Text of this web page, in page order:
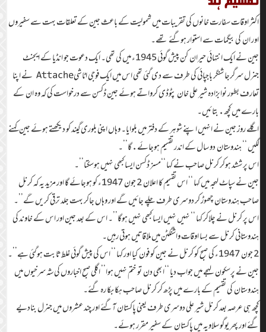
اکثر اوقات سفارت خانوں کی تقریبات میں شمولیت کے باعث جین کے تعلقات بہت سے سفیروں
اور ان کی بیگمات سے استوار ہوگئے تھے۔
جین نے ایک انتہائی حیران کن پیش گوئی 1945ء میں کی تھی۔ ایک دعوت جو انڈیا کے ایجنٹ
جنرل سرگرجا شنگر باجپائی کی طرف سے دی گئی تھی اس میں ایک فوجی اٹاشیAttache نے اپنا
تعارف بطور نوابزادہ شیر علی خان پٹوڈی کرواتے ہوئے جین ڈکسن سے درخواست کی کہ وہ ان کے
بارے میں کچھ.بتائیں۔
اگلے روز جین نے انہیں اپنے شوہر کے دفتر میں بلوایا۔ وہاں اپنی بلوری گیند کو دیکھتے ہوئے جین کہنے
لگیں ‘‘ ہندوستان دو سال کے اندر تقسیم ہوجائے.گا’’۔
اس پر ششد ہوکر کرنل صاحب نے کہا ‘‘مسز ڈکسن ایسا کبھی نہیں ہوسکتا’’۔
جین نے سپاٹ لہجہ میں کہا ‘‘ اس تقسیم کا اعلان 2 جون 1947ء کو ہوجائے گا اور مزید یہ کہ کرنل
صاحب ہندوستان چھوڑ کر دوسری طرف چلے جائیں گے اور وہاں جاکر بہت جلد ترقی کریں گے’’۔
اس پر کرنل نے چلاکر کہا ‘‘ نہیں نہیں ایسا کبھی نہیں ہوگا’’۔ اس کے بعد جین اور اس کے خاوند کی
ہندوستانی کرنل سے بسا اوقات واشنگٹن میں ملاقاتیں ہوتی رہیں۔
2 جون 1947ء کی صبح کو کرنل نے جین کو فون کیا اور کہا ‘‘ اس کی پیش گوئی غلط ثابت ہوگئی ہے’’۔
جین نے پرسکون لہجے میں جواب دیا ‘‘ابھی دن تو ختم نہیں ہوا’’ اگلی صبح اخباروں کی شہ سرخیوں میں
ہندوستان کی تقسیم کے بارے میں پڑھ کر کرنل صاحب ہکا بکا رہ گئے۔
کچھ ہی عرصہ بعد کرنل شیر علی دوسری طرف یعنی پاکستان آگئے اور چند عشروں میں جنرل بنادیے
گئے اور پھر یوگو سلاویہ میں پاکستان کے سفیر مقرر ہوئے۔